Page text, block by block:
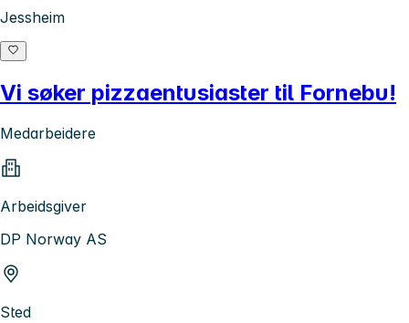
Jessheim
Vi søker pizzaentusiaster til Fornebu!
Medarbeidere
Arbeidsgiver
DP Norway AS
Sted